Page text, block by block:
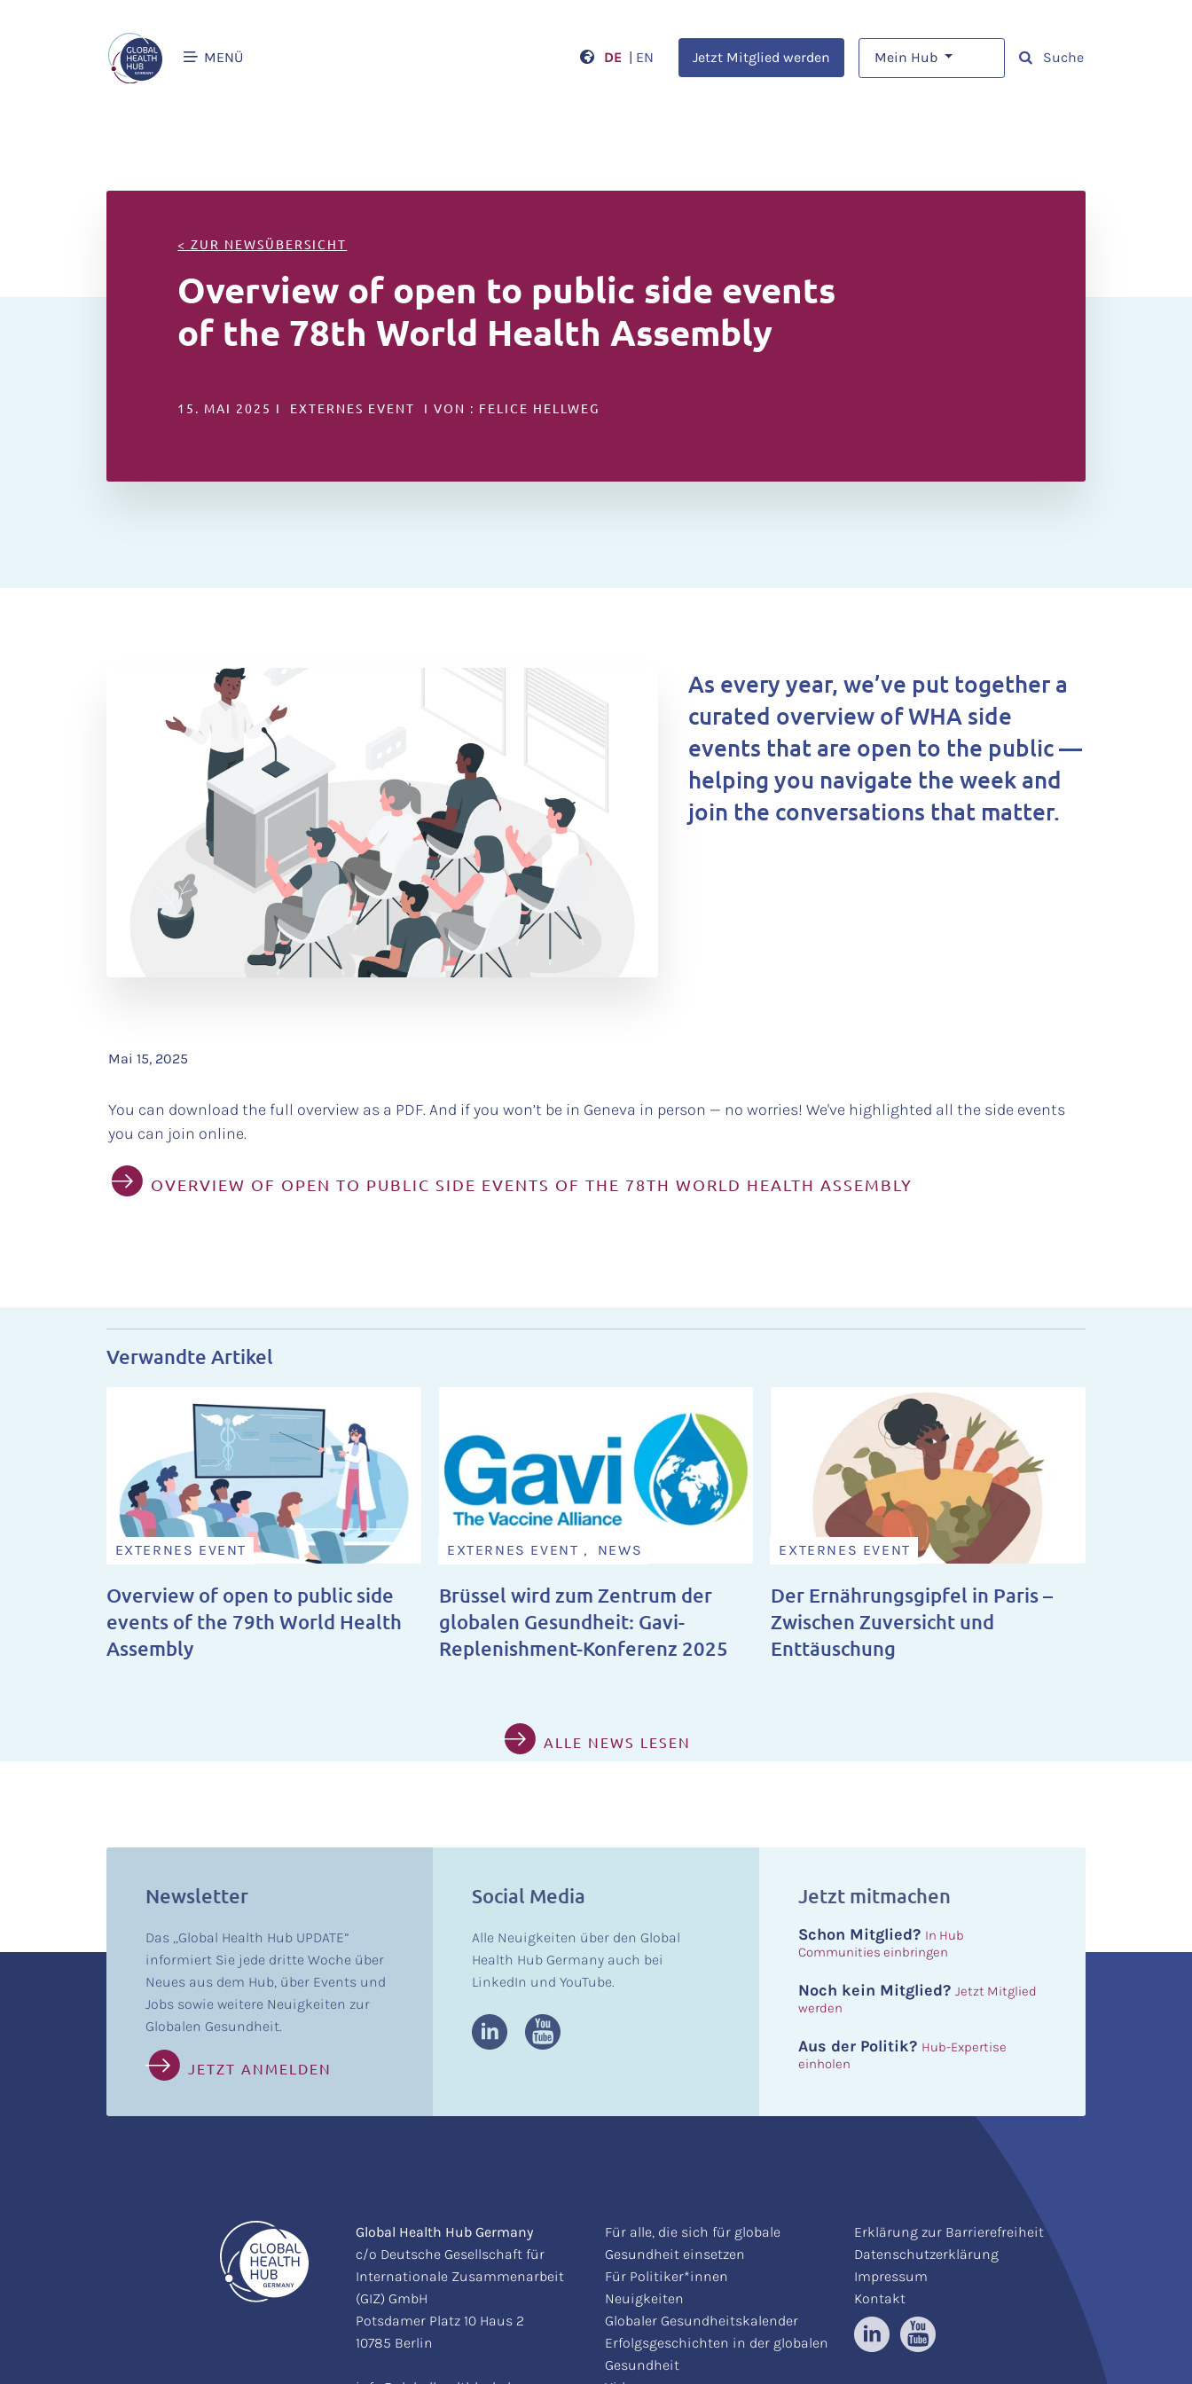
MENÜ DE EN Jetzt Mitglied werden Mein Hub Suche
< ZUR NEWSÜBERSICHT
Overview of open to public side events
of the 78th World Health Assembly
15. MAI 2025 I EXTERNES EVENT I VON : FELICE HELLWEG
As every year, we’ve put together a
curated overview of WHA side
events that are open to the public —
helping you navigate the week and
join the conversations that matter.
Mai 15, 2025
You can download the full overview as a PDF. And if you won’t be in Geneva in person — no worries! We've highlighted all the side events
you can join online.
OVERVIEW OF OPEN TO PUBLIC SIDE EVENTS OF THE 78TH WORLD HEALTH ASSEMBLY
Verwandte Artikel
EXTERNES EVENT
Overview of open to public side
events of the 79th World Health
Assembly
EXTERNES EVENT , NEWS
Brüssel wird zum Zentrum der
globalen Gesundheit: Gavi-
Replenishment-Konferenz 2025
EXTERNES EVENT
Der Ernährungsgipfel in Paris –
Zwischen Zuversicht und
Enttäuschung
ALLE NEWS LESEN
Newsletter
Das „Global Health Hub UPDATE”
informiert Sie jede dritte Woche über
Neues aus dem Hub, über Events und
Jobs sowie weitere Neuigkeiten zur
Globalen Gesundheit.
JETZT ANMELDEN
Social Media
Alle Neuigkeiten über den Global
Health Hub Germany auch bei
LinkedIn und YouTube.
Jetzt mitmachen
Schon Mitglied? In Hub
Communities einbringen
Noch kein Mitglied? Jetzt Mitglied
werden
Aus der Politik? Hub-Expertise
einholen
Global Health Hub Germany
c/o Deutsche Gesellschaft für
Internationale Zusammenarbeit
(GIZ) GmbH
Potsdamer Platz 10 Haus 2
10785 Berlin
Für alle, die sich für globale
Gesundheit einsetzen
Für Politiker*innen
Neuigkeiten
Globaler Gesundheitskalender
Erfolgsgeschichten in der globalen
Gesundheit
Erklärung zur Barrierefreiheit
Datenschutzerklärung
Impressum
Kontakt